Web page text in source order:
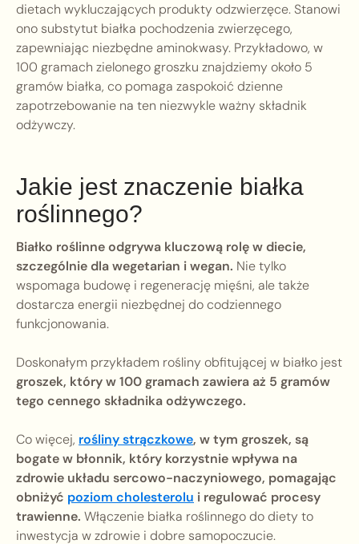
dietach wykluczających produkty odzwierzęce. Stanowi
ono substytut białka pochodzenia zwierzęcego,
zapewniając niezbędne aminokwasy. Przykładowo, w
100 gramach zielonego groszku znajdziemy około 5
gramów białka, co pomaga zaspokoić dzienne
zapotrzebowanie na ten niezwykle ważny składnik
odżywczy.
Jakie jest znaczenie białka
roślinnego?
Białko roślinne odgrywa kluczową rolę w diecie,
szczególnie dla wegetarian i wegan. Nie tylko
wspomaga budowę i regenerację mięśni, ale także
dostarcza energii niezbędnej do codziennego
funkcjonowania.
Doskonałym przykładem rośliny obfitującej w białko jest
groszek, który w 100 gramach zawiera aż 5 gramów
tego cennego składnika odżywczego.
Co więcej, rośliny strączkowe, w tym groszek, są
bogate w błonnik, który korzystnie wpływa na
zdrowie układu sercowo-naczyniowego, pomagając
obniżyć poziom cholesterolu i regulować procesy
trawienne. Włączenie białka roślinnego do diety to
inwestycja w zdrowie i dobre samopoczucie.